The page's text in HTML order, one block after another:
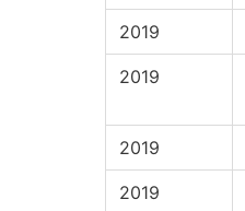
2019
2019
2019
2019